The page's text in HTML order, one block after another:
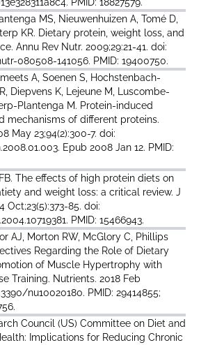
MS, Nieuwenhuizen A, Tomé D,
KR. Dietary protein, weight loss, and
Annu Rev Nutr. 2009;29:21-41. doi:
080508-141056. PMID: 19400750.
A, Soenen S, Hochstenbach-
Diepvens K, Lejeune M, Luscombe-
Plantenga M. Protein-induced
mechanisms of different proteins.
May 23;94(2):300-7. doi:
Epub 2008 Jan 12. PMID:
The effects of high protein diets on
and weight loss: a critical review. J
Oct;23(5):373-85. doi:
PMID: 15466943.
AJ, Morton RW, McGlory C, Phillips
Regarding the Role of Dietary
of Muscle Hypertrophy with
Training. Nutrients. 2018 Feb
nu10020180. PMID: 29414855;
Council (US) Committee on Diet and
Implications for Reducing Chronic